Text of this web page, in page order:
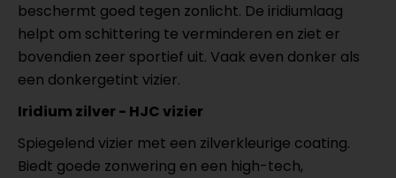
beschermt goed tegen zonlicht. De iridiumlaag
helpt om schittering te verminderen en ziet er
bovendien zeer sportief uit. Vaak even donker als
een donkergetint vizier.
Iridium zilver - HJC vizier
Spiegelend vizier met een zilverkleurige coating.
Biedt goede zonwering en een high-tech,